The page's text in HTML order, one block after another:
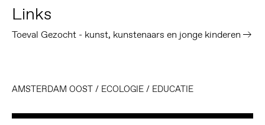
Links
Toeval Gezocht - kunst, kunstenaars en jonge kinderen
AMSTERDAM OOST/ ECOLOGIE/ EDUCATIE